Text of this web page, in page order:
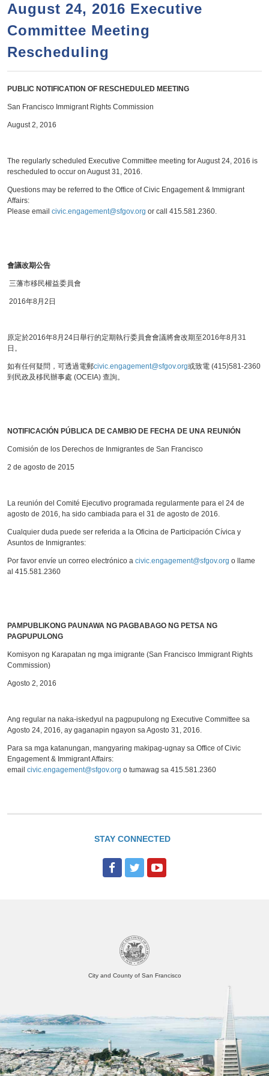
n
t
e
t
r
c
h
o
August 24, 2016 Executive
Committee Meeting
Rescheduling
PUBLIC NOTIFICATION OF RESCHEDULED MEETING
San Francisco Immigrant Rights Commission
August 2, 2016
The regularly scheduled Executive Committee meeting for August 24, 2016 is
rescheduled to occur on August 31, 2016.
Questions may be referred to the Office of Civic Engagement & Immigrant
Affairs:
Please emailcivic.engagement@sfgov.org or call 415.581.2360.
會議改期公告
三藩市移民權益委員會
2016年8月2日
原定於2016年8月24日舉行的定期執行委員會會議將會改期至2016年8月31
日。
如有任何疑問，可透過電郵civic.engagement@sfgov.org或致電 (415)581-2360
到民政及移民辦事處 (OCEIA) 查詢。
NOTIFICACIÓN PÚBLICA DE CAMBIO DE FECHA DE UNA REUNIÓN
Comisión de los Derechos de Inmigrantes de San Francisco
2 de agosto de 2015
La reunión del Comité Ejecutivo programada regularmente para el 24 de
agosto de 2016, ha sido cambiada para el 31 de agosto de 2016.
Cualquier duda puede ser referida a la Oficina de Participación Cívica y
Asuntos de Inmigrantes:
Por favor envíe un correo electrónico acivic.engagement@sfgov.org o llame
al 415.581.2360
PAMPUBLIKONG PAUNAWA NG PAGBABAGO NG PETSA NG
PAGPUPULONG
Komisyon ng Karapatan ng mga imigrante (San Francisco Immigrant Rights
Commission)
Agosto 2, 2016
Ang regular na naka-iskedyul na pagpupulong ng Executive Committee sa
Agosto 24, 2016, ay gaganapin ngayon sa Agosto 31, 2016.
Para sa mga katanungan, mangyaring makipag-ugnay sa Office of Civic
Engagement & Immigrant Affairs:
emailcivic.engagement@sfgov.org o tumawag sa 415.581.2360
STAY CONNECTED
City and County of San Francisco